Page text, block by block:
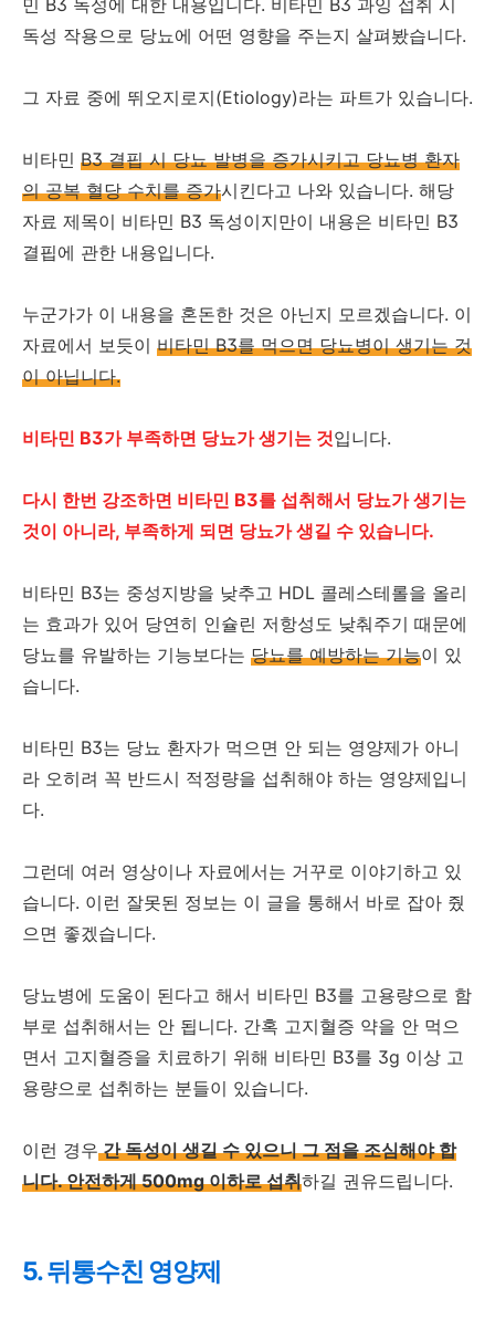
민 B3 독성에 대한 내용입니다. 비타민 B3 과잉 섭취 시
독성 작용으로 당뇨에 어떤 영향을 주는지 살펴봤습니다.
그 자료 중에 뛰오지로지(Etiology)라는 파트가 있습니다.
비타민 B3 결핍 시 당뇨 발병을 증가시키고 당뇨병 환자
의 공복 혈당 수치를 증가시킨다고 나와 있습니다. 해당
자료 제목이 비타민 B3 독성이지만이 내용은 비타민 B3
결핍에 관한 내용입니다.
누군가가 이 내용을 혼돈한 것은 아닌지 모르겠습니다. 이
자료에서 보듯이 비타민 B3를 먹으면 당뇨병이 생기는 것
이 아닙니다.
비타민 B3가 부족하면 당뇨가 생기는 것입니다.
다시 한번 강조하면 비타민 B3를 섭취해서 당뇨가 생기는
것이 아니라, 부족하게 되면 당뇨가 생길 수 있습니다.
비타민 B3는 중성지방을 낮추고 HDL 콜레스테롤을 올리
는 효과가 있어 당연히 인슐린 저항성도 낮춰주기 때문에
당뇨를 유발하는 기능보다는 당뇨를 예방하는 기능이 있
습니다.
비타민 B3는 당뇨 환자가 먹으면 안 되는 영양제가 아니
라 오히려 꼭 반드시 적정량을 섭취해야 하는 영양제입니
다.
그런데 여러 영상이나 자료에서는 거꾸로 이야기하고 있
습니다. 이런 잘못된 정보는 이 글을 통해서 바로 잡아 줬
으면 좋겠습니다.
당뇨병에 도움이 된다고 해서 비타민 B3를 고용량으로 함
부로 섭취해서는 안 됩니다. 간혹 고지혈증 약을 안 먹으
면서 고지혈증을 치료하기 위해 비타민 B3를 3g 이상 고
용량으로 섭취하는 분들이 있습니다.
이런 경우간 독성이 생길 수 있으니 그 점을 조심해야 합
니다. 안전하게 500mg 이하로 섭취하길 권유드립니다.
5. 뒤통수친 영양제